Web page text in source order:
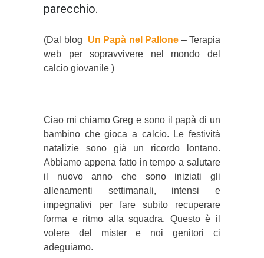
parecchio.
(Dal blog Un Papà nel Pallone – Terapia
web per sopravvivere nel mondo del
calcio giovanile )
Ciao mi chiamo Greg e sono il papà di un
bambino che gioca a calcio. Le festività
natalizie sono già un ricordo lontano.
Abbiamo appena fatto in tempo a salutare
il nuovo anno che sono iniziati gli
allenamenti settimanali, intensi e
impegnativi per fare subito recuperare
forma e ritmo alla squadra. Questo è il
volere del mister e noi genitori ci
adeguiamo.